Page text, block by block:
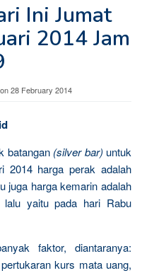
Ini Jumat
2014 Jam
28 February 2014
batangan (silver bar) untuk
2014 harga perak adalah
juga harga kemarin adalah
yaitu pada hari Rabu
faktor, diantaranya:
kurs mata uang,